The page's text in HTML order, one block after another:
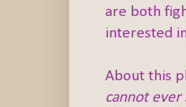
are both
interested
About this
cannot ever